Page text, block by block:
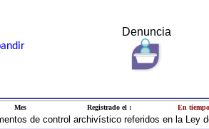
Denuncia
Mes Registrado el : En
de control archivístico referidos en la Ley